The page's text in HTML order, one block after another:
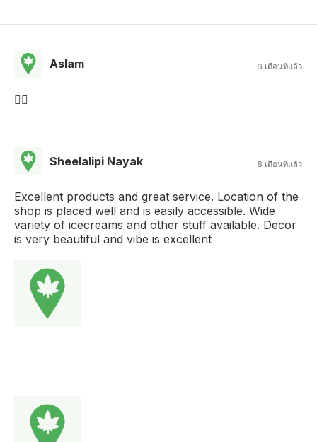
Aslam 6 เดือนที่แล้ว
👍🏻
Sheelalipi Nayak 6 เดือนที่แล้ว
Excellent products and great service. Location of the
shop is placed well and is easily accessible. Wide
variety of icecreams and other stuff available. Decor
is very beautiful and vibe is excellent